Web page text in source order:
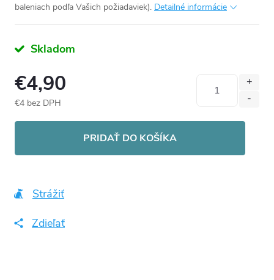
baleniach podľa Vašich požiadaviek). Detailné informácie
Skladom
€4,90
€4 bez DPH
PRIDAŤ DO KOŠÍKA
Strážiť
Zdieľať